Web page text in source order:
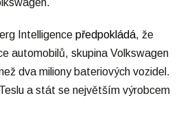
Intelligence předpokládá, že
automobilů, skupina Volkswagen
dva miliony bateriových vozidel.
a stát se největším výrobcem